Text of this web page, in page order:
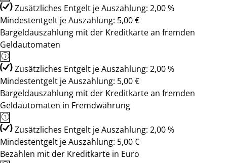
Zusätzliches Entgelt je Auszahlung: 2,00 %
Mindestentgelt je Auszahlung: 5,00 €
Bargeldauszahlung mit der Kreditkarte an fremden
Geldautomaten
Zusätzliches Entgelt je Auszahlung: 2,00 %
Mindestentgelt je Auszahlung: 5,00 €
Bargeldauszahlung mit der Kreditkarte an fremden
Geldautomaten in Fremdwährung
Zusätzliches Entgelt je Auszahlung: 2,00 %
Mindestentgelt je Auszahlung: 5,00 €
Bezahlen mit der Kreditkarte in Euro